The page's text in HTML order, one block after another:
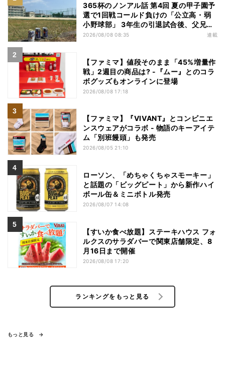
365杯のノンアル話 第4回 夏の甲子園予
選で1回戦コールド負けの「公立高・弱
小野球部」 3年生の引退試合後、父兄
が“現場”で取り出したのは……
2026/08/08 08:35 連載
【ファミマ】値段そのまま「45%増量作
戦」2週目の商品は? -『ムー』とのコラ
ボグッズもオンラインに登場
2026/08/08 17:18
【ファミマ】『VIVANT』とコンビニエ
ンスウェアがコラボ - 物語のキーアイテ
ム「別班饅頭」も発売
2026/08/05 21:10
ローソン、「めちゃくちゃスモーキー」
と話題の「ビッグピート」から新作ハイ
ボール缶＆ミニボトル発売
2026/08/07 14:08
【すいか食べ放題】ステーキハウス フォ
ルクスのサラダバーで関東店舗限定、8
月16日まで開催
2026/08/08 17:20
ランキングをもっと見る
もっと見る